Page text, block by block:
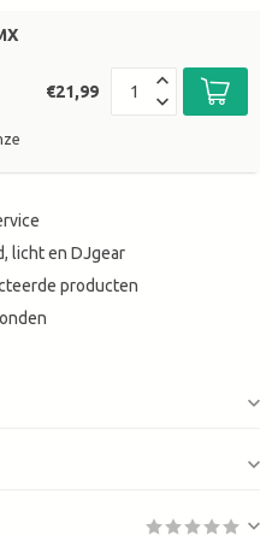
€21,99
licht en DJgear
producten